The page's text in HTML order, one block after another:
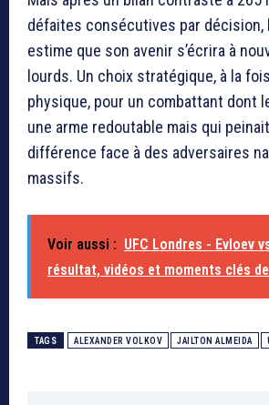
défaites consécutives par décision,
estime que son avenir s’écrira à
lourds. Un choix stratégique, à la
physique, pour un combattant dont
une arme redoutable mais qui
différence face à des adversaires
massifs.
Voir aussi : UFC Londres - Evloev
résultat, vidéos et moments clés
TAGS ALEXANDER VOLKOV JAILTON ALMEIDA